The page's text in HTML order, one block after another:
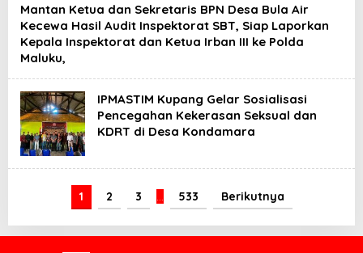
Mantan Ketua dan Sekretaris BPN Desa Bula Air
Kecewa Hasil Audit Inspektorat SBT, Siap Laporkan
Kepala Inspektorat dan Ketua Irban III ke Polda
Maluku,
IPMASTIM Kupang Gelar Sosialisasi
Pencegahan Kekerasan Seksual dan
KDRT di Desa Kondamara
1 2 3 … 533 Berikutnya